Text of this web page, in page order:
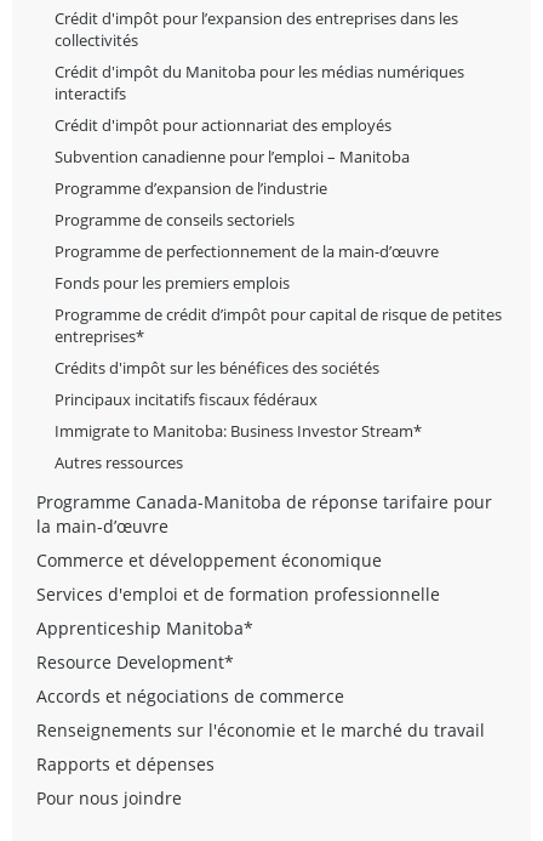
Crédit d'impôt pour l’expansion des entreprises dans les
collectivités
Crédit d'impôt du Manitoba pour les médias numériques
interactifs
Crédit d'impôt pour actionnariat des employés
Subvention canadienne pour l’emploi – Manitoba
Programme d’expansion de l’industrie
Programme de conseils sectoriels
Programme de perfectionnement de la main-d’œuvre
Fonds pour les premiers emplois
Programme de crédit d’impôt pour capital de risque de petites
entreprises*
Crédits d'impôt sur les bénéfices des sociétés
Principaux incitatifs fiscaux fédéraux
Immigrate to Manitoba: Business Investor Stream*
Autres ressources
Programme Canada-Manitoba de réponse tarifaire pour
la main-d’œuvre
Commerce et développement économique
Services d'emploi et de formation professionnelle
Apprenticeship Manitoba*
Resource Development*
Accords et négociations de commerce
Renseignements sur l'économie et le marché du travail
Rapports et dépenses
Pour nous joindre